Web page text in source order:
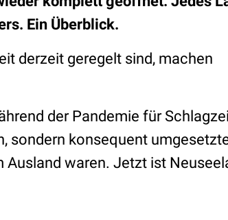
Ein Überblick.
derzeit geregelt sind, machen
der Pandemie für
sondern konsequent
Ausland waren. Jetzt ist